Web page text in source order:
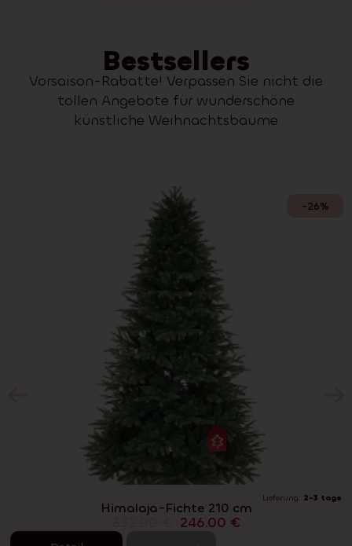
Bestsellers
Vorsaison-Rabatte! Verpassen Sie nicht die
tollen Angebote für wunderschöne
künstliche Weihnachtsbäume
-26%
Lieferung: 2-3 tage
Himalaja-Fichte 210 cm
246.00 €